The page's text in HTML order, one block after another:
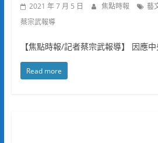
2021 年 7 月 5 日 焦點時報 藝
蔡宗武報導
【焦點時報/記者蔡宗武報導】 因應
Read more